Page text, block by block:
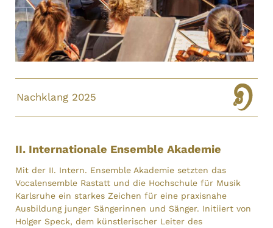
Nachklang 2025
II. Internationale Ensemble Akademie
Mit der II. Intern. Ensemble Akademie setzten das
Vocalensemble Rastatt und die Hochschule für Musik
Karlsruhe ein starkes Zeichen für eine praxisnahe
Ausbildung junger Sängerinnen und Sänger. Initiiert von
Holger Speck, dem künstlerischer Leiter des